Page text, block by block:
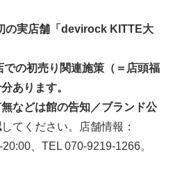
の実店舗「devirock KITTE大
の初売り関連施策（＝店頭福
あります。
などは館の告知／ブランド公
してください。店舗情報：
、TEL 070-9219-1266。